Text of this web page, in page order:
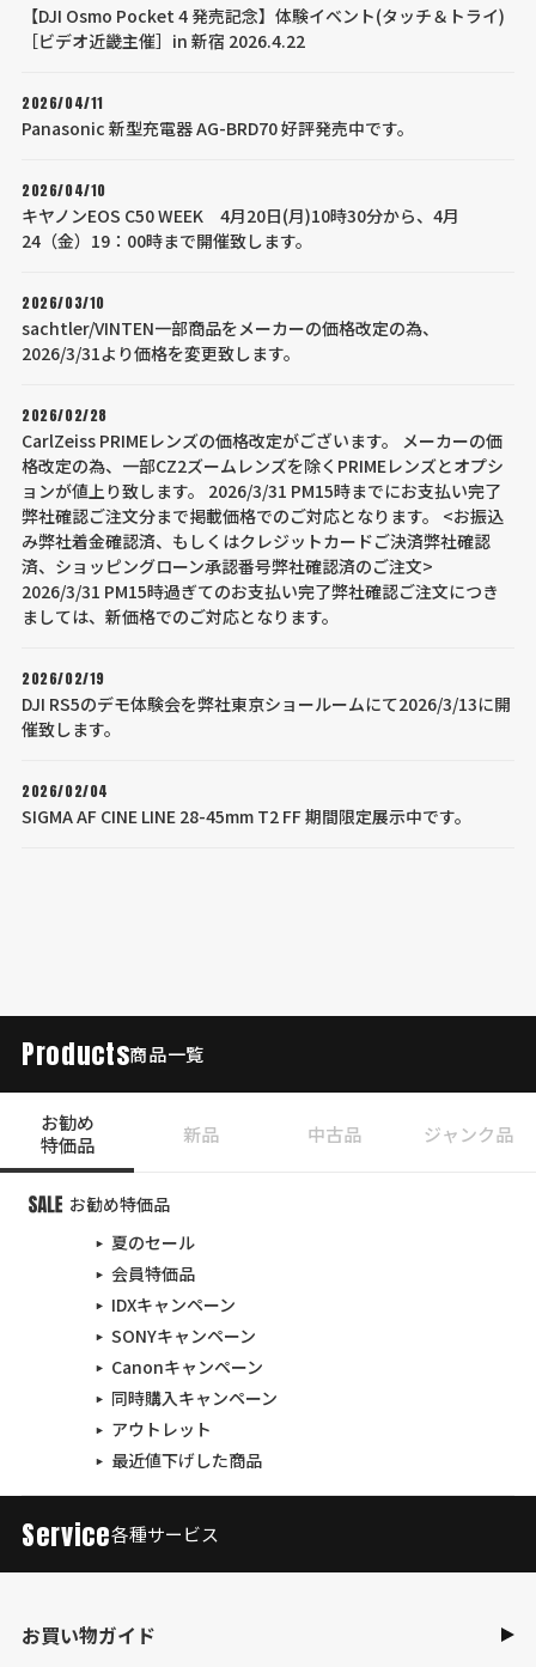
【DJI Osmo Pocket 4 発売記念】体験イベント(タッチ＆トライ)
［ビデオ近畿主催］in 新宿 2026.4.22
2026/04/11
Panasonic 新型充電器 AG-BRD70 好評発売中です。
2026/04/10
キヤノンEOS C50 WEEK 4月20日(月)10時30分から、4月
24（金）19：00時まで開催致します。
2026/03/10
sachtler/VINTEN一部商品をメーカーの価格改定の為、
2026/3/31より価格を変更致します。
2026/02/28
CarlZeiss PRIMEレンズの価格改定がございます。 メーカーの価
格改定の為、一部CZ2ズームレンズを除くPRIMEレンズとオプシ
ョンが値上り致します。 2026/3/31 PM15時までにお支払い完了
弊社確認ご注文分まで掲載価格でのご対応となります。 <お振込
み弊社着金確認済、もしくはクレジットカードご決済弊社確認
済、ショッピングローン承認番号弊社確認済のご注文>
2026/3/31 PM15時過ぎてのお支払い完了弊社確認ご注文につき
ましては、新価格でのご対応となります。
2026/02/19
DJI RS5のデモ体験会を弊社東京ショールームにて2026/3/13に開
催致します。
2026/02/04
SIGMA AF CINE LINE 28-45mm T2 FF 期間限定展示中です。
Products商品一覧
お勧め
特価品
新品 中古品 ジャンク品
お勧め特価品
夏のセール
会員特価品
IDXキャンペーン
SONYキャンペーン
Canonキャンペーン
同時購入キャンペーン
アウトレット
最近値下げした商品
Service各種サービス
お買い物ガイド